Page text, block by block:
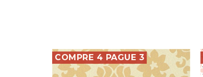
COMPRE 4 PAGUE 3